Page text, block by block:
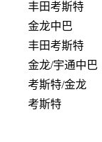
丰田考斯特
金龙中巴
丰田考斯特
金龙/宇通中巴
考斯特/金龙
考斯特